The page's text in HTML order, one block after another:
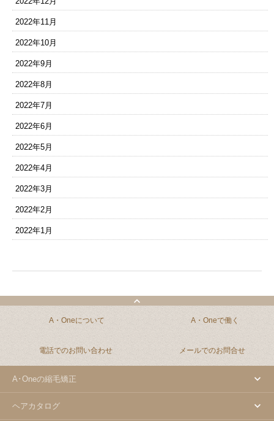
2022年11月
2022年10月
2022年9月
2022年8月
2022年7月
2022年6月
2022年5月
2022年4月
2022年3月
2022年2月
2022年1月
A・Oneについて A・Oneで働く
電話でのお問い合わせ メールでのお問合せ
A･Oneの縮毛矯正
ヘアカタログ